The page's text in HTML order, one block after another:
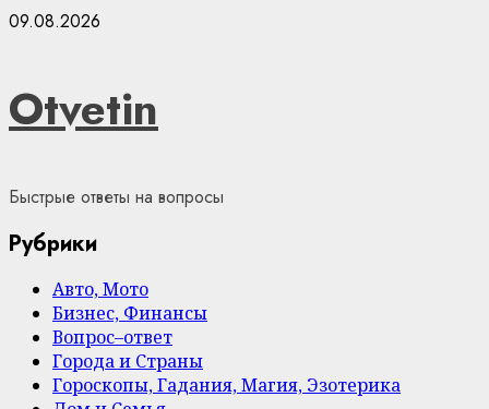
Skip
09.08.2026
Otvetin
Быстрые ответы на вопросы
Рубрики
Авто, Мото
Бизнес, Финансы
Вопрос–ответ
Города и Страны
Гороскопы, Гадания, Магия, Эзотерика